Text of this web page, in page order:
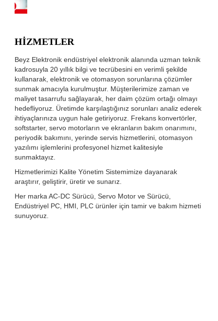
HİZMETLER
Beyz Elektronik endüstriyel elektronik alanında uzman teknik
kadrosuyla 20 yıllık bilgi ve tecrübesini en verimli şekilde
kullanarak, elektronik ve otomasyon sorunlarına çözümler
sunmak amacıyla kurulmuştur. Müşterilerimize zaman ve
maliyet tasarrufu sağlayarak, her daim çözüm ortağı olmayı
hedefliyoruz. Üretimde karşılaştığınız sorunları analiz ederek
ihtiyaçlarınıza uygun hale getiriyoruz. Frekans konvertörler,
softstarter, servo motorların ve ekranların bakım onarımını,
periyodik bakımını, yerinde servis hizmetlerini, otomasyon
yazılımı işlemlerini profesyonel hizmet kalitesiyle
sunmaktayız.
Hizmetlerimizi Kalite Yönetim Sistemimize dayanarak
araştırır, geliştirir, üretir ve sunarız.
Her marka AC-DC Sürücü, Servo Motor ve Sürücü,
Endüstriyel PC, HMI, PLC ürünler için tamir ve bakım hizmeti
sunuyoruz.